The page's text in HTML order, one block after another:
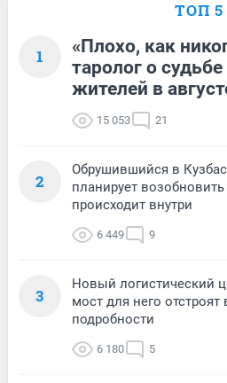
ТОП 5
1
«Плохо, как
таролог о
жителей в
15 053 21
2
Обрушившийся в
планирует
происходит внутри
6 449 9
3
Новый логистический
мост для него отстроят
подробности
6 180 5